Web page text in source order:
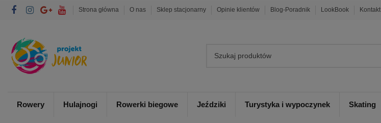
Strona główna O nas Sklep stacjonarny Opinie klientów Blog-Poradnik LookBook Kontakt
Rowery Hulajnogi Rowerki biegowe Jeździki Turystyka i wypoczynek Skating